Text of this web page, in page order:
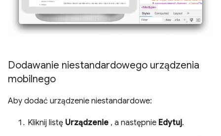
Dodawanie niestandardowego urządzenia
mobilnego
Aby dodać urządzenie niestandardowe:
Kliknij listę Urządzenie , a następnie Edytuj.